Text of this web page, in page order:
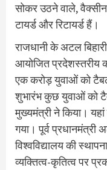
सोकर उठने वाले,
टायर्ड और रिटायर्ड हैं।
राजधानी के अटल
आयोजित प्रदेशस्तरीय
एक करोड़ युवाओं को
शुभारंभ कुछ युवाओं को
मुख्यमंत्री ने किया।
गया। पूर्व प्रधानमंत्री
विश्वविद्यालय की
व्यक्तित्व-कृतित्व पर